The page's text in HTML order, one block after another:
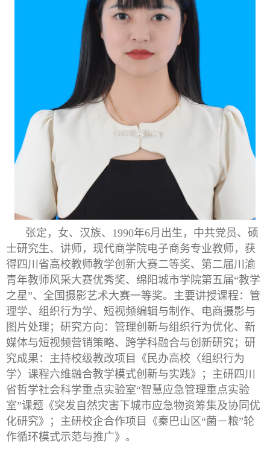
张定， 女、汉族、1990年6月出生，中共党员、硕
士研究生、讲师，现代商学院电子商务专业教师，获
得四川省高校教师教学创新大赛二等奖、第二届川渝
青年教师风采大赛优秀奖、绵阳城市学院第五届“教学
之星”、全国摄影艺术大赛一等奖。 主要讲授课程： 管
理学、 组织行为学、 短视频编辑与制作、电商摄影与
图片处理 ；研究方向：管理创新与组织行为优化、新
媒体与短视频营销策略、跨学科融合与创新研究；研
究成果： 主持校级教改项目《民办高校〈组织行为
学〉课程六维融合教学模式创新与实践》；主研四川
省哲学社会科学重点实验室“智慧应急管理重点实验
室”课题《突发自然灾害下城市应急物资筹集及协同优
化研究》；主研校企合作项目《秦巴山区“菌－粮”轮
作循环模式示范与推广》 。